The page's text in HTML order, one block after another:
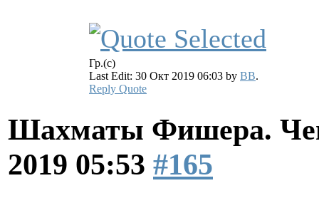
Гр.(с)
Last Edit: 30 Окт 2019 06:03 by BB.
Reply Quote
Шахматы Фишера.
2019 05:53 #165